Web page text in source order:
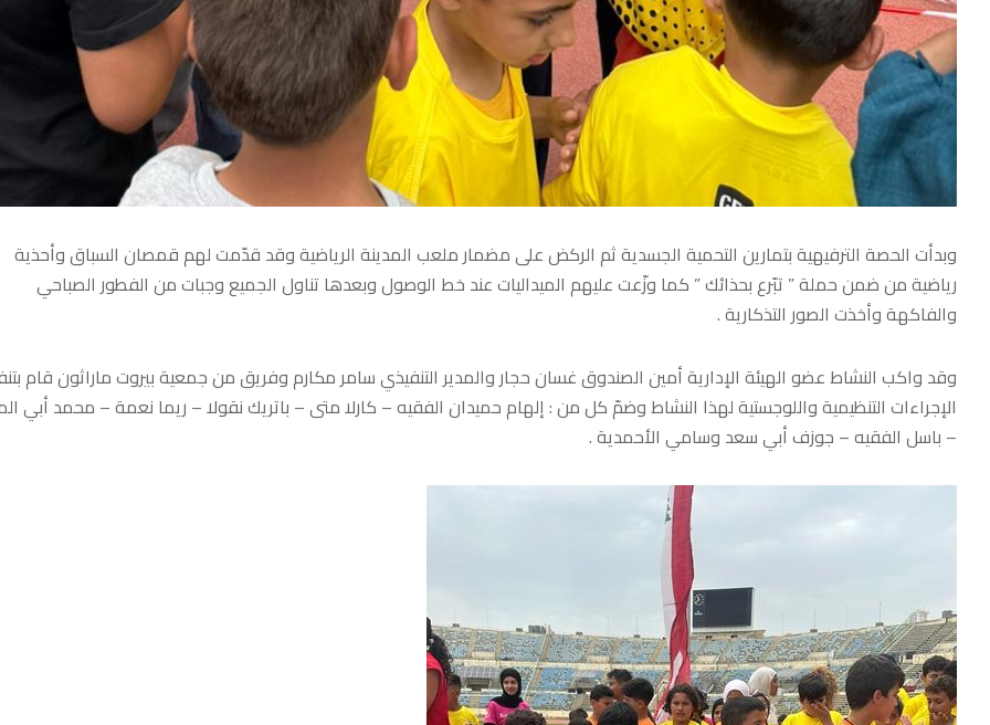
وبدأت الحصة الترفيهية بتمارين التحمية الجسدية ثم الركض على مضمار ملعب المدينة الرياضية وقد قدّمت لهم قمصان السباق وأحذية
رياضية من ضمن حملة ” تبّرع بحذائك ” كما وزّعت عليهم الميداليات عند خط الوصول وبعدها تناول الجميع وجبات من الفطور الصباحي
والفاكهة وأخذت الصور التذكارية .
وقد واكب النشاط عضو الهيئة الإدارية أمين الصندوق غسان حجار والمدير التنفيذي سامر مكارم وفريق من جمعية بيروت ماراثون قام
الإجراءات التنظيمية واللوجستية لهذا النشاط وضمّ كل من : إلهام حميدان الفقيه – كارلا متى – باتريك نقولا – ريما نعمة – محمد أبي
– باسل الفقيه – جوزف أبي سعد وسامي الأحمدية .